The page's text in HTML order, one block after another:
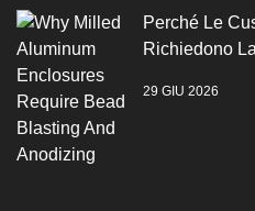
Perché Le
Richiedono
29 GIU 2026